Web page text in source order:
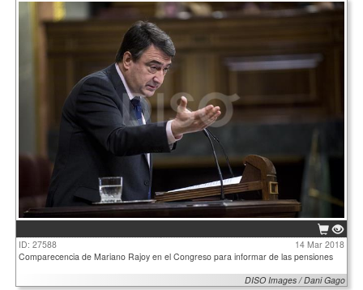
ID: 27588
14 Mar 2018
Comparecencia de Mariano Rajoy en el Congreso para informar de las pensiones
DISO Images / Dani Gago